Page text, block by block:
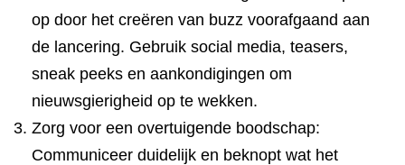
op door het creëren van buzz voorafgaand aan
de lancering. Gebruik social media, teasers,
sneak peeks en aankondigingen om
nieuwsgierigheid op te wekken.
Zorg voor een overtuigende boodschap:
Communiceer duidelijk en beknopt wat het